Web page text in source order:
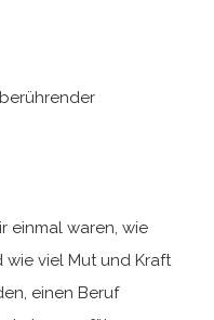
einmal waren, wie
wie viel Mut und Kraft
einen Beruf